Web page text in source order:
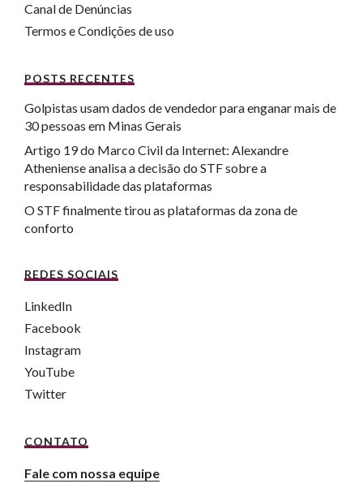
Canal de Denúncias
Termos e Condições de uso
POSTS RECENTES
Golpistas usam dados de vendedor para enganar mais de
30 pessoas em Minas Gerais
Artigo 19 do Marco Civil da Internet: Alexandre
Atheniense analisa a decisão do STF sobre a
responsabilidade das plataformas
O STF finalmente tirou as plataformas da zona de
conforto
REDES SOCIAIS
LinkedIn
Facebook
Instagram
YouTube
Twitter
CONTATO
Fale com nossa equipe